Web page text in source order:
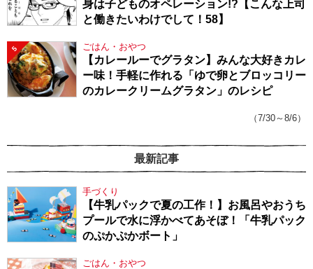
身は子どものオペレーション!?【こんな上司
と働きたいわけでして！58】
5 ごはん・おやつ
【カレールーでグラタン】みんな大好きカレ
ー味！手軽に作れる「ゆで卵とブロッコリー
のカレークリームグラタン」のレシピ
（7/30～8/6）
最新記事
手づくり
【牛乳パックで夏の工作！】お風呂やおうち
プールで水に浮かべてあそぼ！「牛乳パック
のぷかぷかボート」
ごはん・おやつ